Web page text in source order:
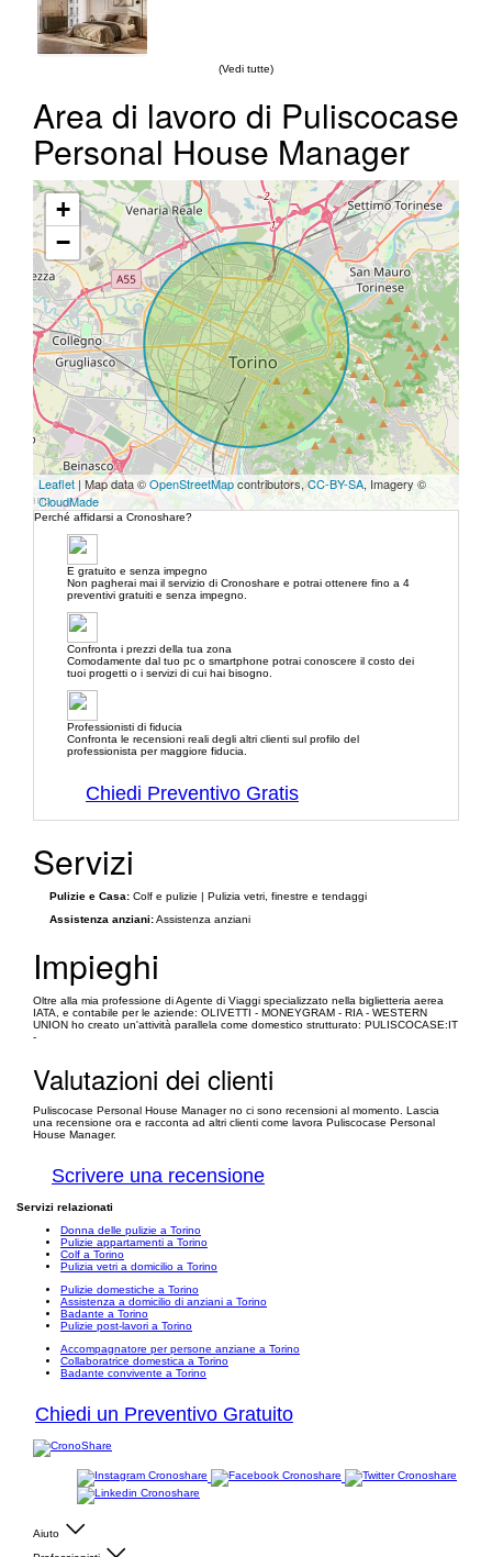
(Vedi tutte)
Area di lavoro di Puliscocase
Personal House Manager
+
−
Leaflet| Map data ©OpenStreetMapcontributors,CC-BY-SA, Imagery ©
CloudMade
Perché affidarsi a Cronoshare?
E gratuito e senza impegno
Non pagherai mai il servizio di Cronoshare e potrai ottenere fino a 4
preventivi gratuiti e senza impegno.
Confronta i prezzi della tua zona
Comodamente dal tuo pc o smartphone potrai conoscere il costo dei
tuoi progetti o i servizi di cui hai bisogno.
Professionisti di fiducia
Confronta le recensioni reali degli altri clienti sul profilo del
professionista per maggiore fiducia.
Chiedi Preventivo Gratis
Servizi
Pulizie e Casa: Colf e pulizie | Pulizia vetri, finestre e tendaggi
Assistenza anziani:Assistenza anziani
Impieghi
Oltre alla mia professione di Agente di Viaggi specializzato nella biglietteria aerea
IATA, e contabile per le aziende: OLIVETTI - MONEYGRAM - RIA - WESTERN
UNION ho creato un'attività parallela come domestico strutturato: PULISCOCASE:IT
-
Valutazioni dei clienti
Puliscocase Personal House Manager no ci sono recensioni al momento. Lascia
una recensione ora e racconta ad altri clienti come lavora Puliscocase Personal
House Manager.
Scrivere una recensione
Servizi relazionati
Donna delle pulizie a Torino
Pulizie appartamenti a Torino
Colf a Torino
Pulizia vetri a domicilio a Torino
Pulizie domestiche a Torino
Assistenza a domicilio di anziani a Torino
Badante a Torino
Pulizie post-lavori a Torino
Accompagnatore per persone anziane a Torino
Collaboratrice domestica a Torino
Badante convivente a Torino
Chiedi un Preventivo Gratuito
Aiuto